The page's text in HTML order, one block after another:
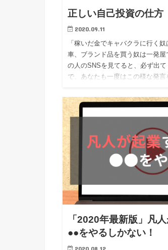
正しい自己投資の仕方
2020.09.11
「稼いだ金でキャバクラに行く
車、ブランド品を買う奴は一発
の人のSNSを見てると、必ず出
で、あなたも一度はこの様な発言
「2020年最新版」凡
●●をやるしかない！